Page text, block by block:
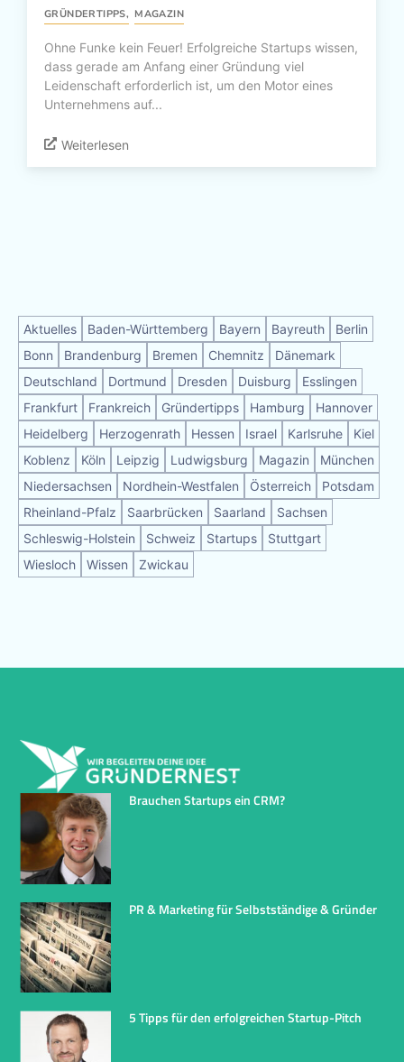
GRÜNDERTIPPS, MAGAZIN
Ohne Funke kein Feuer! Erfolgreiche Startups wissen,
dass gerade am Anfang einer Gründung viel
Leidenschaft erforderlich ist, um den Motor eines
Unternehmens auf...
Weiterlesen
Aktuelles Baden-Württemberg Bayern Bayreuth
Berlin
Bonn
Brandenburg Bremen Chemnitz
Dänemark
Deutschland
Dortmund Dresden Duisburg
Esslingen
Frankfurt
Frankreich Gründertipps Hamburg
Hannover
Heidelberg
Herzogenrath Hessen Israel Karlsruhe
Kiel
Koblenz
Köln Leipzig Ludwigsburg Magazin
München
Niedersachsen
Nordhein-Westfalen Österreich
Potsdam
Rheinland-Pfalz
Saarbrücken Saarland
Sachsen
Schleswig-Holstein
Schweiz Startups
Stuttgart
Wiesloch
Wissen Zwickau
Brauchen Startups ein CRM?
PR & Marketing für Selbstständige & Gründer
5 Tipps für den erfolgreichen Startup-Pitch